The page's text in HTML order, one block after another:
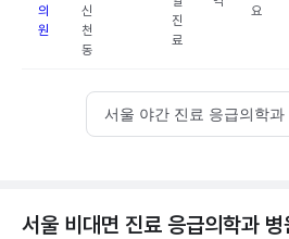
의
원
신
천
동
진
료
요
서울 야간 진료 응급의학과
서울 비대면 진료 응급의학과 병